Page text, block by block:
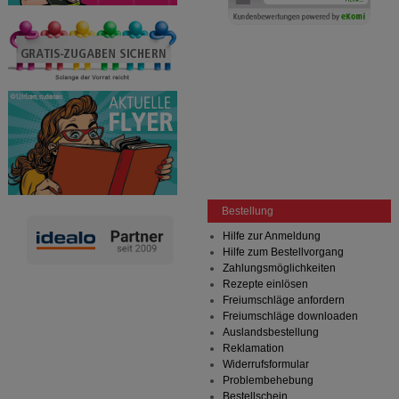
Bestellung
Hilfe zur Anmeldung
Hilfe zum Bestellvorgang
Zahlungsmöglichkeiten
Rezepte einlösen
Freiumschläge anfordern
Freiumschläge downloaden
Auslandsbestellung
Reklamation
Widerrufsformular
Problembehebung
Bestellschein